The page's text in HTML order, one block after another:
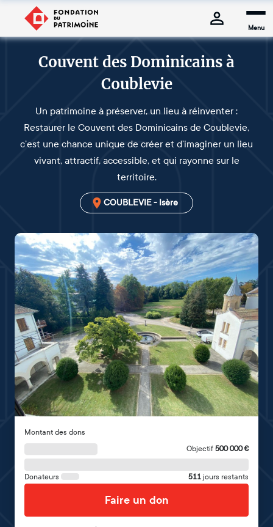
Menu
Couvent des Dominicains à
Coublevie
Un patrimoine à préserver, un lieu à réinventer :
Restaurer le Couvent des Dominicains de Coublevie,
c’est une chance unique de créer et d’imaginer un lieu
vivant, attractif, accessible, et qui rayonne sur le
territoire.
COUBLEVIE - Isère
Montant des dons
Objectif 500 000€
Donateurs 511 jours restants
Faire un don